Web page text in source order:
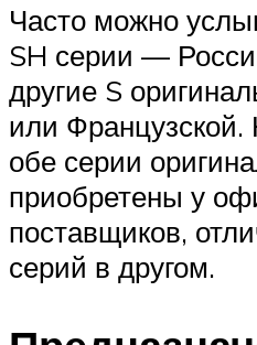
Часто можно
SH серии —
другие S
или
обе серии
приобретены у
поставщиков,
серий в другом.